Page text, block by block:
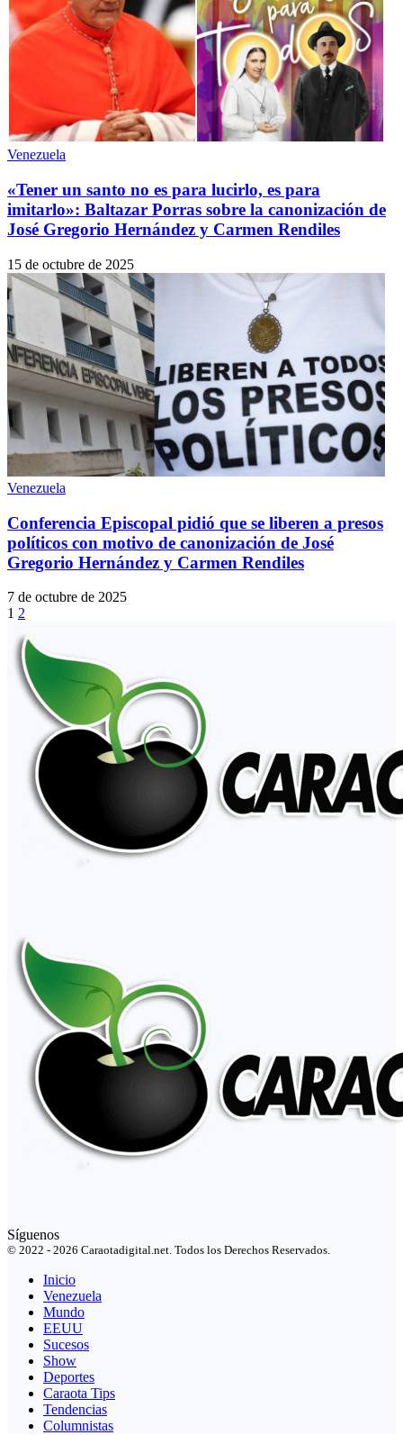
Venezuela
«Tener un santo no es para lucirlo, es para
imitarlo»: Baltazar Porras sobre la canonización de
José Gregorio Hernández y Carmen Rendiles
15 de octubre de 2025
Venezuela
Conferencia Episcopal pidió que se liberen a presos
políticos con motivo de canonización de José
Gregorio Hernández y Carmen Rendiles
7 de octubre de 2025
1 2
Síguenos
© 2022 - 2026 Caraotadigital.net. Todos los Derechos Reservados.
Inicio
Venezuela
Mundo
EEUU
Sucesos
Show
Deportes
Caraota Tips
Tendencias
Columnistas